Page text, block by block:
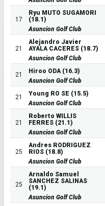
17
Ryu MUTO SUGAMORI
(18.1)
Asuncion Golf Club
21
Alejandro Javier
AYALA CACERES (18.7)
Asuncion Golf Club
21
Hiroo ODA (16.3)
Asuncion Golf Club
21
Young RO SE (15.5)
Asuncion Golf Club
21
Roberto WILLIS
FERRES (21.1)
Asuncion Golf Club
25
Andres RODRIGUEZ
RIOS (18.8)
Asuncion Golf Club
25
Arnaldo Samuel
SANCHEZ SALINAS
(19.1)
Asuncion Golf Club